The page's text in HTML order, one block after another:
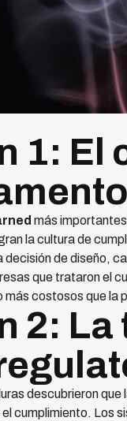
1: El
más importantes
la cultura de
de diseño,
que trataron el
más costosos que la
2:
descubrieron que
el cumplimiento. Los